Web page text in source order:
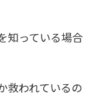
知っている場合
救われているの